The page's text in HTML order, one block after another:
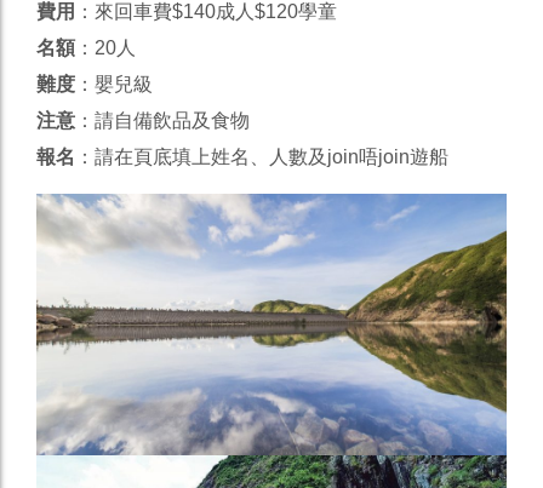
費用 ：來回車費$140成人$120學童
名額：20人
難度 ：嬰兒級
注意 ：請自備飲品及食物
報名 ：請在頁底填上姓名、人數及join唔join遊船